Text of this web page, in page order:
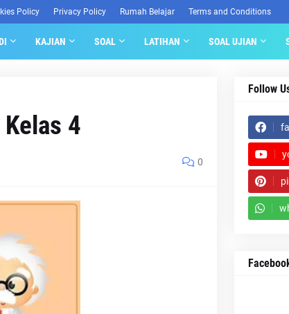
Policy Privacy Policy Rumah Belajar Terms and Conditions
KAJIAN SOAL LATIHAN SOAL UJIAN
4
0
Follow